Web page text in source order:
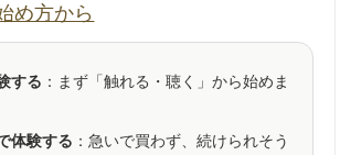
め方から
する ：まず「触れる・聴く」から始めま
体験する ：急いで買わず、続けられそう